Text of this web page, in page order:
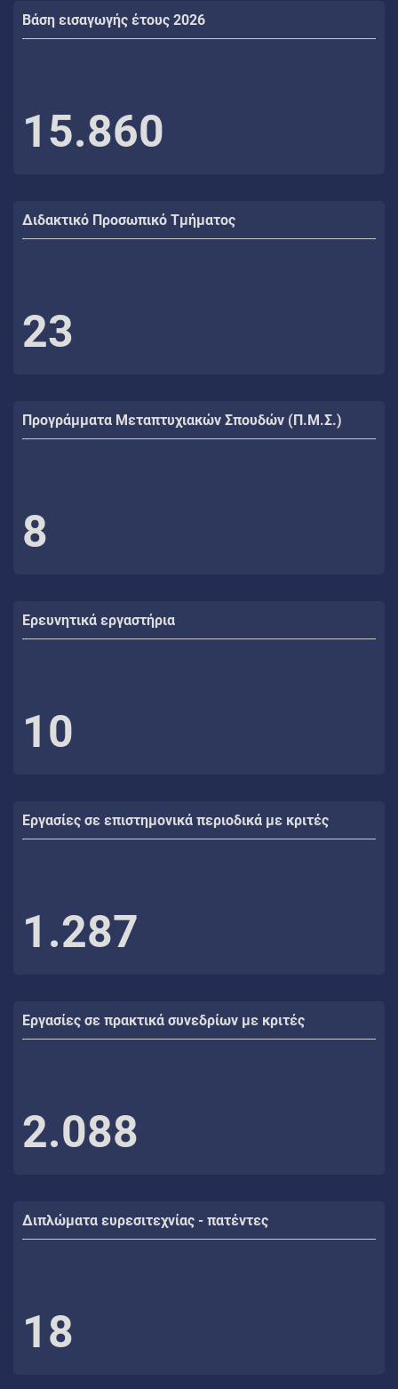
Βάση εισαγωγής έτους 2026
15.860
Διδακτικό Προσωπικό Τμήματος
23
Προγράμματα Μεταπτυχιακών Σπουδών (Π.Μ.Σ.)
8
Ερευνητικά εργαστήρια
10
Εργασίες σε επιστημονικά περιοδικά με κριτές
1.287
Εργασίες σε πρακτικά συνεδρίων με κριτές
2.088
Διπλώματα ευρεσιτεχνίας - πατέντες
18